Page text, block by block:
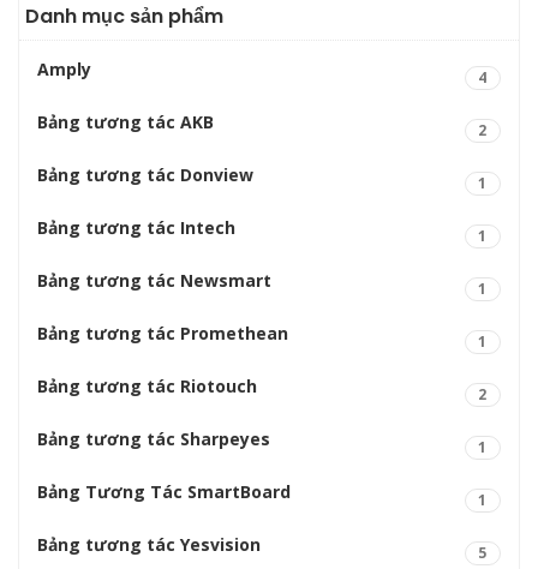
Danh mục sản phẩm
Amply 4
Bảng tương tác AKB 2
Bảng tương tác Donview 1
Bảng tương tác Intech 1
Bảng tương tác Newsmart 1
Bảng tương tác Promethean 1
Bảng tương tác Riotouch 2
Bảng tương tác Sharpeyes 1
Bảng Tương Tác SmartBoard 1
Bảng tương tác Yesvision 5